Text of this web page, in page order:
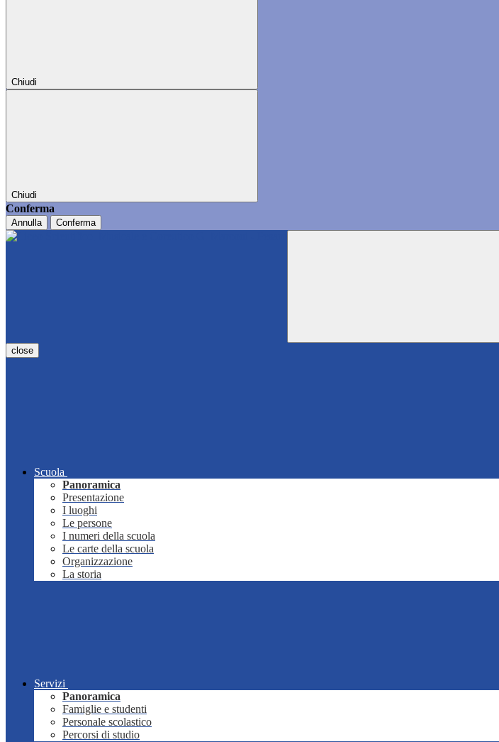
Chiudi
Chiudi
Conferma
Annulla Conferma
close
Scuola
Panoramica
Presentazione
I luoghi
Le persone
I numeri della scuola
Le carte della scuola
Organizzazione
La storia
Servizi
Panoramica
Famiglie e studenti
Personale scolastico
Percorsi di studio